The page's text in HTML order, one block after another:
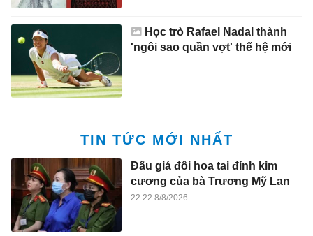
Học trò Rafael Nadal thành
'ngôi sao quần vợt' thế hệ mới
TIN TỨC MỚI NHẤT
Đấu giá đôi hoa tai đính kim
cương của bà Trương Mỹ Lan
22:22 8/8/2026